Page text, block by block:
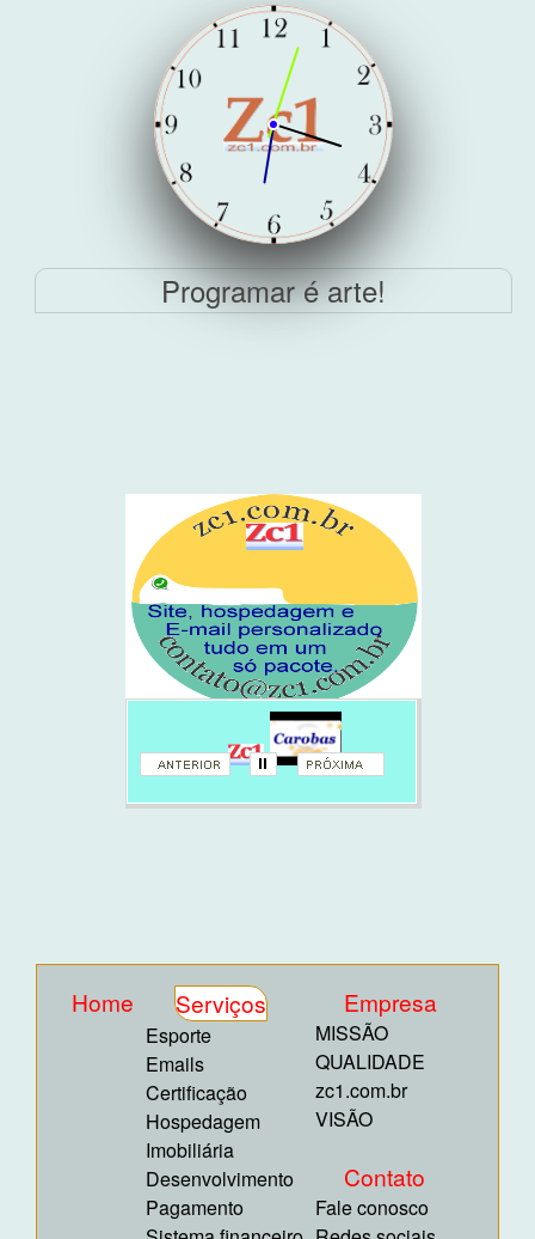
Programar é arte!
Zc1
Home Serviços
Esporte
Emails
Certificação
Hospedagem
Imobiliária
Desenvolvimento
Pagamento
Empresa
MISSÃO
QUALIDADE
zc1.com.br
VISÃO
Contato
Fale conosco